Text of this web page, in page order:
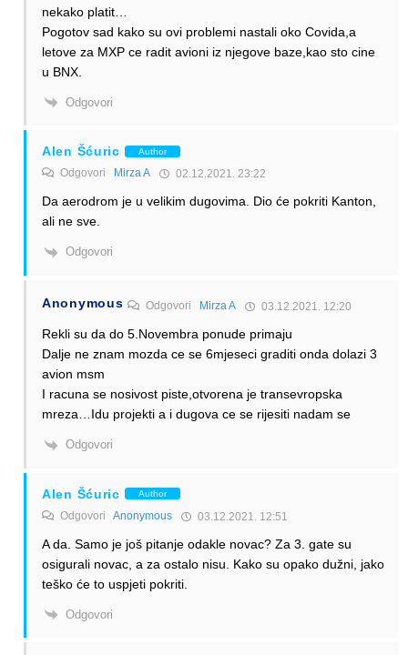
nekako platit…
Pogotov sad kako su ovi problemi nastali oko Covida,a
letove za MXP ce radit avioni iz njegove baze,kao sto cine
u BNX.
Odgovori
Alen Šćuric Author
Odgovori Mirza A 02.12.2021. 23:22
Da aerodrom je u velikim dugovima. Dio će pokriti Kanton,
ali ne sve.
Odgovori
Anonymous Odgovori Mirza A 03.12.2021. 12:20
Rekli su da do 5.Novembra ponude primaju
Dalje ne znam mozda ce se 6mjeseci graditi onda dolazi 3
avion msm
I racuna se nosivost piste,otvorena je transevropska
mreza…Idu projekti a i dugova ce se rijesiti nadam se
Odgovori
Alen Šćuric Author
Odgovori Anonymous 03.12.2021. 12:51
A da. Samo je još pitanje odakle novac? Za 3. gate su
osigurali novac, a za ostalo nisu. Kako su opako dužni, jako
teško će to uspjeti pokriti.
Odgovori